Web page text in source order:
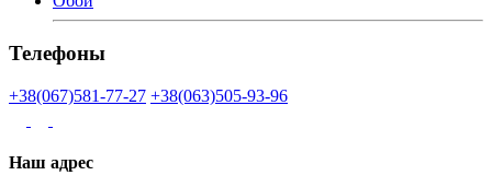
Телефоны
+38(067)581-77-27 +38(063)505-93-96
Наш адрес